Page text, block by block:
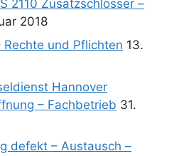
2110 Zusatzschlösser –
2018
und Pflichten 13.
Hannover
– Fachbetrieb 31.
defekt – Austausch –